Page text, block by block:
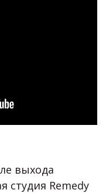
выхода
студия Remedy